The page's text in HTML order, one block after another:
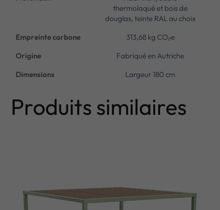
thermolaqué et bois de
douglas, teinte RAL au choix
Empreinte carbone
313,68 kg CO₂e
Origine
Fabriqué en Autriche
Dimensions
Largeur 180 cm
Produits similaires